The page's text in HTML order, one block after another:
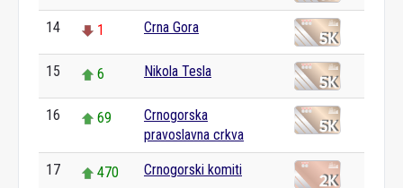
14 1 Crna Gora
15 6 Nikola Tesla
16 69
Crnogorska
pravoslavna crkva
17 470 Crnogorski komiti